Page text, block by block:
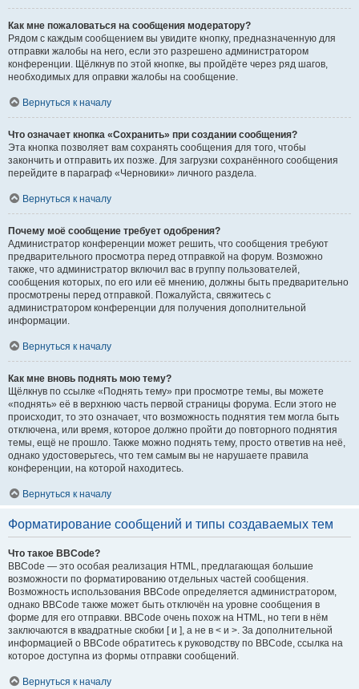
Как мне пожаловаться на сообщения модератору?
Рядом с каждым сообщением вы увидите кнопку, предназначенную для
отправки жалобы на него, если это разрешено администратором
конференции. Щёлкнув по этой кнопке, вы пройдёте через ряд шагов,
необходимых для оправки жалобы на сообщение.
Вернуться к началу
Что означает кнопка «Сохранить» при создании сообщения?
Эта кнопка позволяет вам сохранять сообщения для того, чтобы
закончить и отправить их позже. Для загрузки сохранённого сообщения
перейдите в параграф «Черновики» личного раздела.
Вернуться к началу
Почему моё сообщение требует одобрения?
Администратор конференции может решить, что сообщения требуют
предварительного просмотра перед отправкой на форум. Возможно
также, что администратор включил вас в группу пользователей,
сообщения которых, по его или её мнению, должны быть предварительно
просмотрены перед отправкой. Пожалуйста, свяжитесь с
администратором конференции для получения дополнительной
информации.
Вернуться к началу
Как мне вновь поднять мою тему?
Щёлкнув по ссылке «Поднять тему» при просмотре темы, вы можете
«поднять» её в верхнюю часть первой страницы форума. Если этого не
происходит, то это означает, что возможность поднятия тем могла быть
отключена, или время, которое должно пройти до повторного поднятия
темы, ещё не прошло. Также можно поднять тему, просто ответив на неё,
однако удостоверьтесь, что тем самым вы не нарушаете правила
конференции, на которой находитесь.
Вернуться к началу
Форматирование сообщений и типы создаваемых тем
Что такое BBCode?
BBCode — это особая реализация HTML, предлагающая большие
возможности по форматированию отдельных частей сообщения.
Возможность использования BBCode определяется администратором,
однако BBCode также может быть отключён на уровне сообщения в
форме для его отправки. BBCode очень похож на HTML, но теги в нём
заключаются в квадратные скобки [ и ], а не в < и >. За дополнительной
информацией о BBCode обратитесь к руководству по BBCode, ссылка на
которое доступна из формы отправки сообщений.
Вернуться к началу